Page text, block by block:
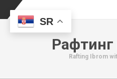
Rafting Ibrom
SR